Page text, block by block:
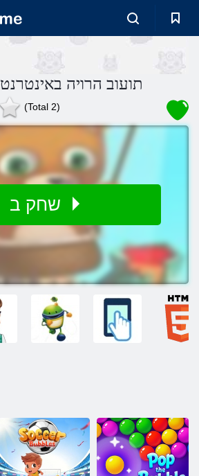
משחק Endless תועוב הרויה באינטרנט
(Total 2)